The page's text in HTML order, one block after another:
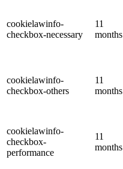
cookielawinfo-
checkbox-necessary
11
months
cookielawinfo-
checkbox-others
11
months
cookielawinfo-
checkbox-
performance
11
months